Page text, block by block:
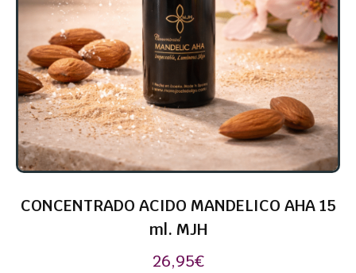
CONCENTRADO ACIDO MANDELICO AHA 15
ml. MJH
26,95€